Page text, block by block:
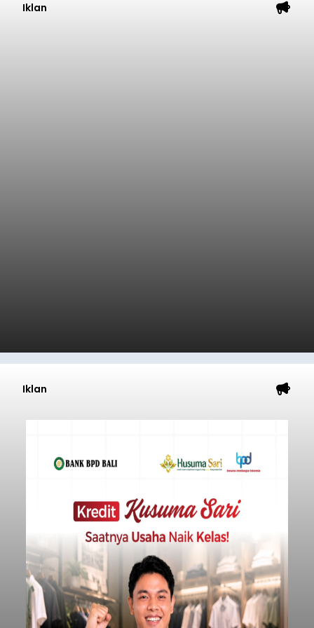
Iklan
Iklan